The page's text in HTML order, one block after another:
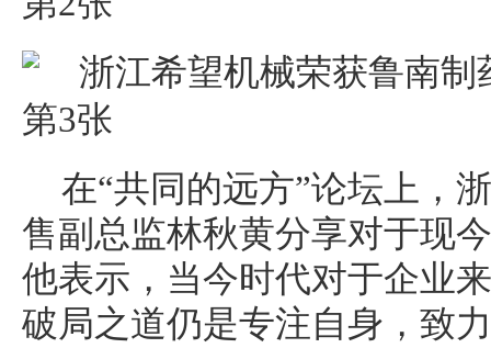
在“共同的远方”论坛上，
售副总监林秋黄分享对于现
他表示，当今时代对于企业
破局之道仍是专注自身，致